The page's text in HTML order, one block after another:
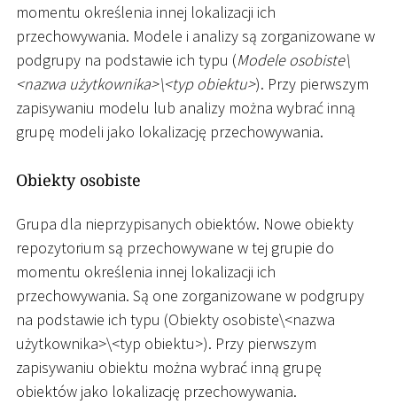
momentu określenia innej lokalizacji ich
przechowywania. Modele i analizy są zorganizowane w
podgrupy na podstawie ich typu (Modele osobiste\
<nazwa użytkownika>\<typ obiektu>). Przy pierwszym
zapisywaniu modelu lub analizy można wybrać inną
grupę modeli jako lokalizację przechowywania.
Obiekty osobiste
Grupa dla nieprzypisanych obiektów. Nowe obiekty
repozytorium są przechowywane w tej grupie do
momentu określenia innej lokalizacji ich
przechowywania. Są one zorganizowane w podgrupy
na podstawie ich typu (Obiekty osobiste\<nazwa
użytkownika>\<typ obiektu>). Przy pierwszym
zapisywaniu obiektu można wybrać inną grupę
obiektów jako lokalizację przechowywania.